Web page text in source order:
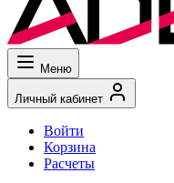
Меню
Личный кабинет
Войти
Корзина
Расчеты